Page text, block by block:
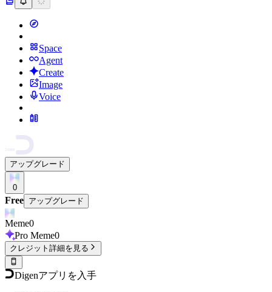
Space
Agent
Create
Image
Voice
アップグレード
0
Free アップグレード
Meme0
Pro Meme0
クレジット詳細を見る
Digenアプリを入手